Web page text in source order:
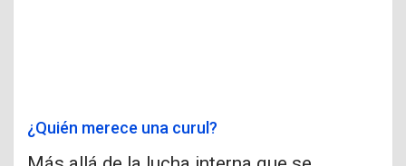
¿Quién merece una curul?